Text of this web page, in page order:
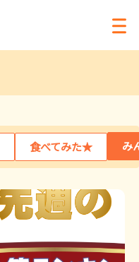
食べてみた★ み